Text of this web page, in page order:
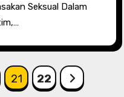
Seksual Dalam
21 22